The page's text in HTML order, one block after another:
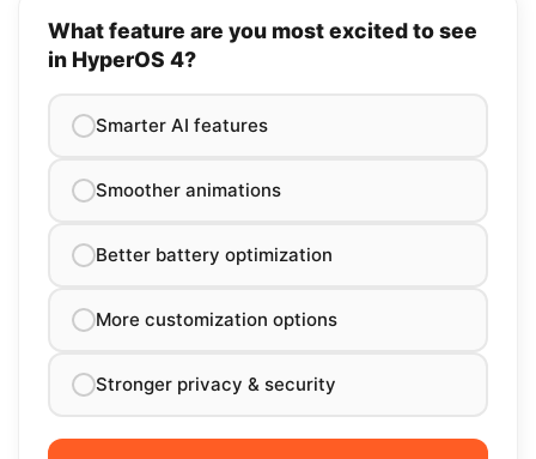
What feature are you most excited to see
in HyperOS 4?
Smarter AI features
Smoother animations
Better battery optimization
More customization options
Stronger privacy & security